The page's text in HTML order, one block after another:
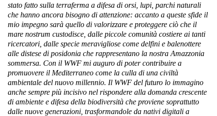
stato fatto sulla terraferma a difesa di orsi, lupi, parchi naturali
che hanno ancora bisogno di attenzione: accanto a queste sfide il
mio impegno sarà quello di valorizzare e proteggere ciò che il
mare nostrum custodisce, dalle piccole comunità costiere ai tanti
ricercatori, dalle specie meravigliose come delfini e balenottere
alle distese di posidonia che rappresentano la nostra Amazzonia
sommersa. Con il WWF mi auguro di poter contribuire a
promuovere il Mediterraneo come la culla di una civiltà
ambientale del nuovo millennio. Il WWF del futuro lo immagino
anche sempre più incisivo nel rispondere alla domanda crescente
di ambiente e difesa della biodiversità che proviene soprattutto
dalle nuove generazioni, trasformandole da nativi digitali a